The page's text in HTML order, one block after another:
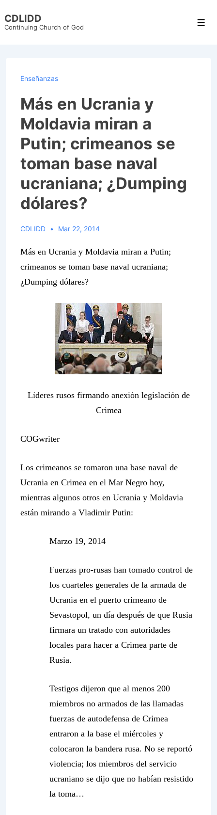
Skip
CDLIDD
Continuing Church of God
Enseñanzas
Más en Ucrania y
Moldavia miran a
Putin; crimeanos se
toman base naval
ucraniana; ¿Dumping
dólares?
CDLIDD Mar 22, 2014
Más en Ucrania y Moldavia miran a Putin;
crimeanos se toman base naval ucraniana;
¿Dumping dólares?
Líderes rusos firmando anexión legislación de
Crimea
COGwriter
Los crimeanos se tomaron una base naval de
Ucrania en Crimea en el Mar Negro hoy,
mientras algunos otros en Ucrania y Moldavia
están mirando a Vladimir Putin:
Marzo 19, 2014
Fuerzas pro-rusas han tomado control de
los cuarteles generales de la armada de
Ucrania en el puerto crimeano de
Sevastopol, un día después de que Rusia
firmara un tratado con autoridades
locales para hacer a Crimea parte de
Rusia.
Testigos dijeron que al menos 200
miembros no armados de las llamadas
fuerzas de autodefensa de Crimea
entraron a la base el miércoles y
colocaron la bandera rusa. No se reportó
violencia; los miembros del servicio
ucraniano se dijo que no habían resistido
la toma…